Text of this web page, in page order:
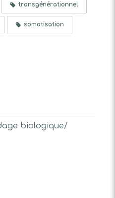
transgénérationnel
somatisation
biologique/